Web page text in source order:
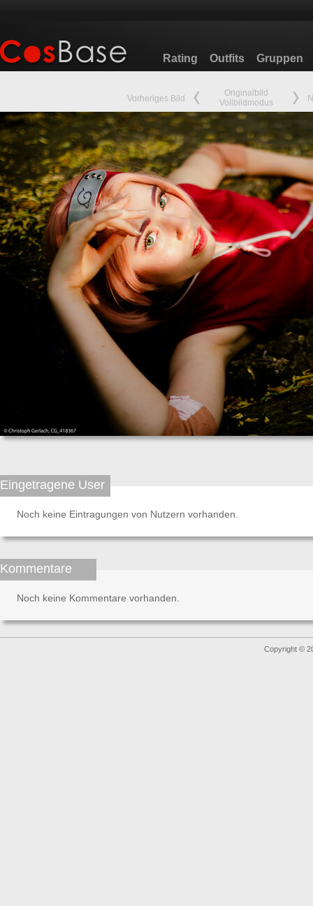
Rating Outfits Gruppen
Vorheriges Bild
Originalbild
Vollbildmodus
Eingetragene User
Noch keine Eintragungen von Nutzern vorhanden.
Kommentare
Noch keine Kommentare vorhanden.
Copyright ©